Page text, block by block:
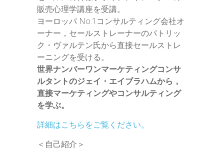
販売心理学講座を受講。
ヨーロッパ No.1コンサルティング会社オ
ーナー，セールストレーナーのパトリッ
ク・ヴァルテン氏から直接セールストレ
ーニングを受ける。
世界ナンバーワンマーケティングコンサ
ルタントのジェイ・エイブラハムから，
直接マーケティングやコンサルティング
を学ぶ。
詳細はこちらをご覧ください。
＜自己紹介＞